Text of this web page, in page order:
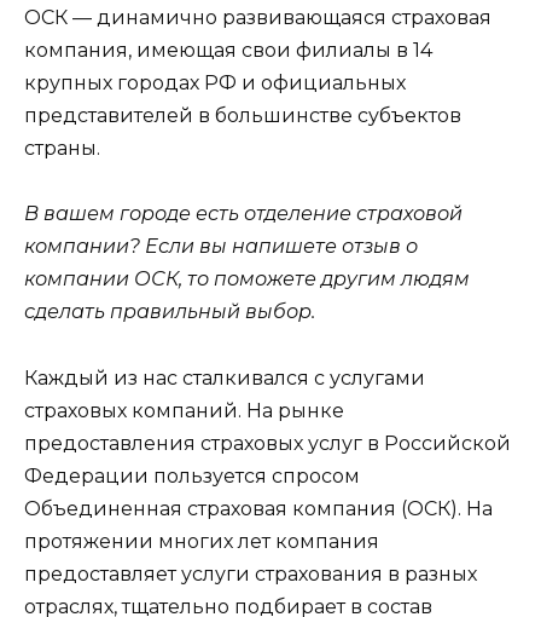
ОСК — динамично развивающаяся страховая
компания, имеющая свои филиалы в 14
крупных городах РФ и официальных
представителей в большинстве субъектов
страны.
В вашем городе есть отделение страховой
компании? Если вы напишете отзыв о
компании ОСК, то поможете другим людям
сделать правильный выбор.
Каждый из нас сталкивался с услугами
страховых компаний. На рынке
предоставления страховых услуг в Российской
Федерации пользуется спросом
Объединенная страховая компания (ОСК). На
протяжении многих лет компания
предоставляет услуги страхования в разных
отраслях, тщательно подбирает в состав